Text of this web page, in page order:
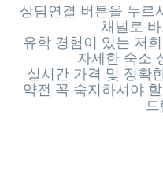
상담연결 버튼을 누르
채널로
유학 경험이 있는 저
자세한 숙소
실시간 가격 및 정확
약전 꼭 숙지하셔야